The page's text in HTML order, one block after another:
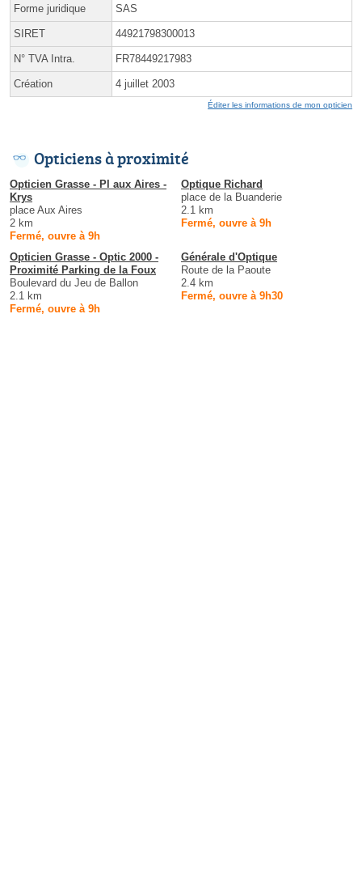
Forme juridique SAS
SIRET 44921798300013
N° TVA Intra. FR78449217983
Création 4 juillet 2003
Éditer les informations de mon opticien
Opticiens à proximité
Opticien Grasse - Pl aux Aires -
Krys
place Aux Aires
2 km
Fermé, ouvre à 9h
Optique Richard
place de la Buanderie
2.1 km
Fermé, ouvre à 9h
Opticien Grasse - Optic 2000 -
Proximité Parking de la Foux
Boulevard du Jeu de Ballon
2.1 km
Fermé, ouvre à 9h
Générale d'Optique
Route de la Paoute
2.4 km
Fermé, ouvre à 9h30